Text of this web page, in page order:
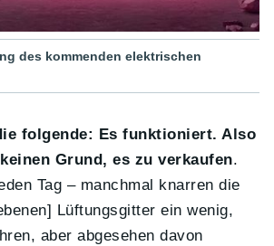
des kommenden elektrischen
folgende: Es funktioniert. Also
Grund, es zu verkaufen.
Tag – manchmal knarren die
Lüftungsgitter ein wenig,
aber abgesehen davon